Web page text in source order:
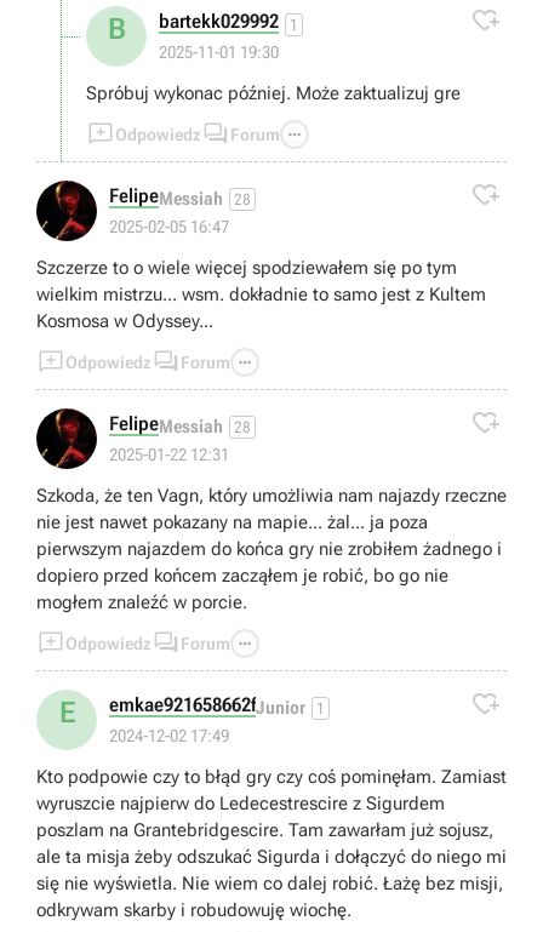
B bartekk029992 1
2025-11-01 19:30

Spróbuj wykonac później. Może zaktualizuj gre
Odpowiedz  Forum 
FelipeMessiah 28
2025-02-05 16:47

Szczerze to o wiele więcej spodziewałem się po tym
wielkim mistrzu... wsm. dokładnie to samo jest z Kultem
Kosmosa w Odyssey...
Odpowiedz  Forum 
FelipeMessiah 28
2025-01-22 12:31

Szkoda, że ten Vagn, który umożliwia nam najazdy rzeczne
nie jest nawet pokazany na mapie... żal... ja poza
pierwszym najazdem do końca gry nie zrobiłem żadnego i
dopiero przed końcem zacząłem je robić, bo go nie
mogłem znaleźć w porcie.
Odpowiedz  Forum 
E emkae921658662fJunior 1
2024-12-02 17:49

Kto podpowie czy to błąd gry czy coś pominęłam. Zamiast
wyruszcie najpierw do Ledecestrescire z Sigurdem
poszlam na Grantebridgescire. Tam zawarłam już sojusz,
ale ta misja żeby odszukać Sigurda i dołączyć do niego mi
się nie wyświetla. Nie wiem co dalej robić. Łażę bez misji,
odkrywam skarby i robudowuję wiochę.